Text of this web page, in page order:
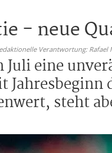
- neue
Verantwortung: Rafael
eine
steht